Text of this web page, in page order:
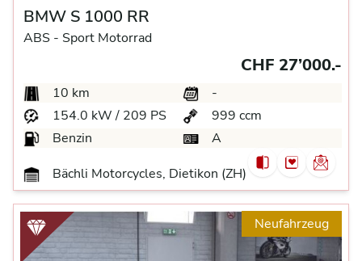
BMW S 1000 RR
ABS - Sport Motorrad
CHF 27’000.-
10 km
-
154.0 kW / 209 PS
999 ccm
Benzin
A
Bächli Motorcycles, Dietikon (ZH)
Neufahrzeug